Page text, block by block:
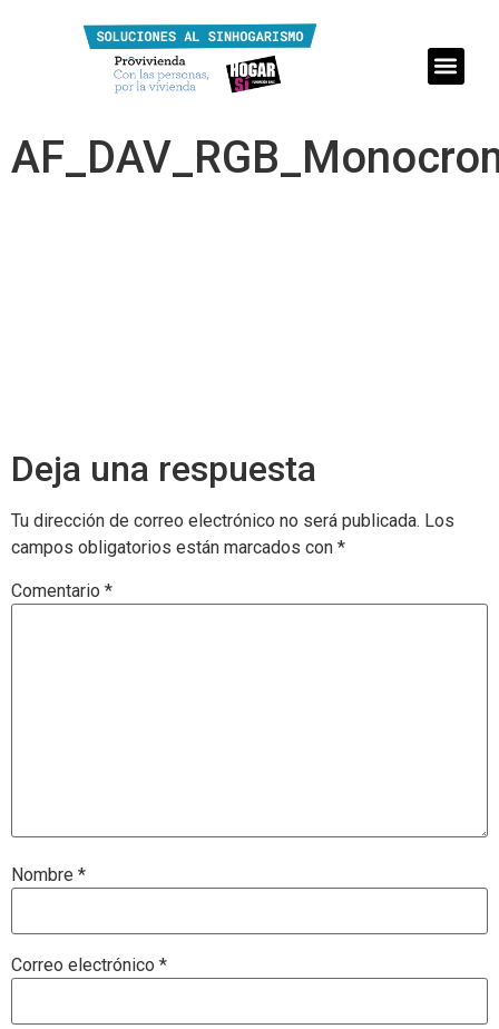
Deja una respuesta
Tu dirección de correo electrónico no será publicada. Los
campos obligatorios están marcados con *
Comentario *
Nombre *
Correo electrónico *